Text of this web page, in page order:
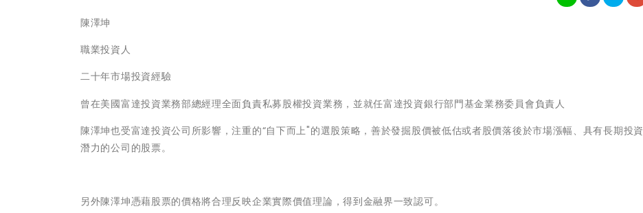
陳澤坤
職業投資人
二十年市場投資經驗
曾在美國富達投資業務部總經理全面負責私募股權投資業務，並就任富達投資銀行部門基金業務委員會負責人
陳澤坤也受富達投資公司所影響，注重的“自下而上"的選股策略，善於發掘股價被低估或者股價落後於市場漲幅、具有長期投資
潛力的公司的股票。
另外陳澤坤憑藉股票的價格將合理反映企業實際價值理論，得到金融界一致認可。